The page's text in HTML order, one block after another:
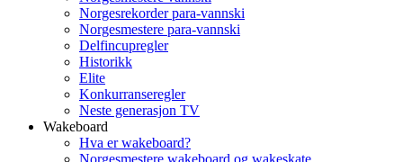
Norgesrekorder para-vannski
Norgesmestere para-vannski
Delfincupregler
Historikk
Elite
Konkurranseregler
Neste generasjon TV
Wakeboard
Hva er wakeboard?
Norgesmestere wakeboard og wakeskate